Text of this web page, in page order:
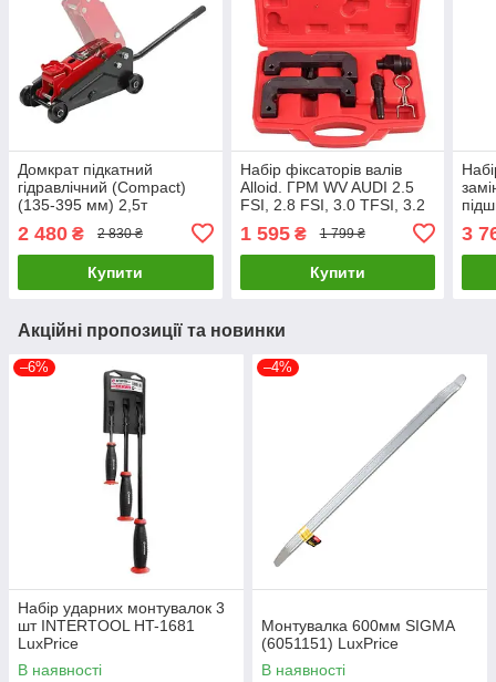
Домкрат підкатний
гідравлічний (Compact)
(135-395 мм) 2,5т
TR20005DS
2 480 ₴ 2 830 ₴
Купити
Набір фіксаторів валів
Alloid. ГРМ WV AUDI 2.5
FSI, 2.8 FSI, 3.0 TFSI, 3.2
Alloid НФ-2127A LuxPrice
1 595₴ 1 799 ₴
Купити
3
Акційні пропозиції та новинки
–6%
Набір ударних монтувалок 3
шт INTERTOOL HT-1681
LuxPrice
В наявності
–4%
Монтувалка 600мм SIGMA
(6051151) LuxPrice
В наявності